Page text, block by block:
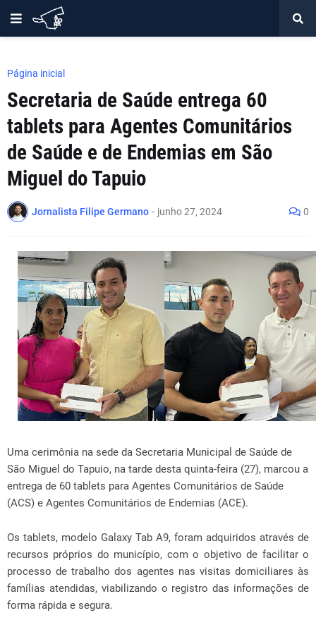
Página inicial
Secretaria de Saúde entrega 60
tablets para Agentes Comunitários
de Saúde e de Endemias em São
Miguel do Tapuio
Jornalista Filipe Germano - junho 27, 2024 0
Uma cerimônia na sede da Secretaria Municipal de Saúde de
São Miguel do Tapuio, na tarde desta quinta-feira (27), marcou a
entrega de 60 tablets para Agentes Comunitários de Saúde
(ACS) e Agentes Comunitários de Endemias (ACE).
Os tablets, modelo Galaxy Tab A9, foram adquiridos através de
recursos próprios do município, com o objetivo de facilitar o
processo de trabalho dos agentes nas visitas domiciliares às
famílias atendidas, viabilizando o registro das informações de
forma rápida e segura.